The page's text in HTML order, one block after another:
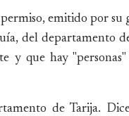
emitido por su
del departamento
y que hay
de Tarija.